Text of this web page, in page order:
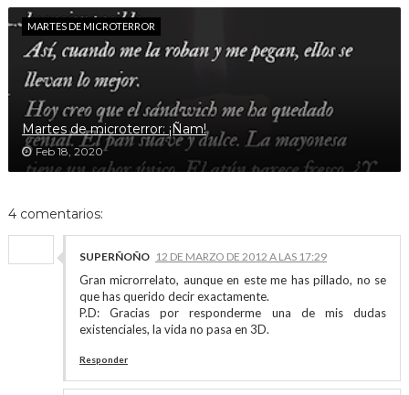
MARTES DE MICROTERROR
Martes de microterror: ¡Ñam!
Feb 18, 2020
4 comentarios:
SUPERÑOÑO 12 DE MARZO DE 2012 A LAS 17:29
Gran microrrelato, aunque en este me has pillado, no se
que has querido decir exactamente.
P.D: Gracias por responderme una de mis dudas
existenciales, la vida no pasa en 3D.
Responder